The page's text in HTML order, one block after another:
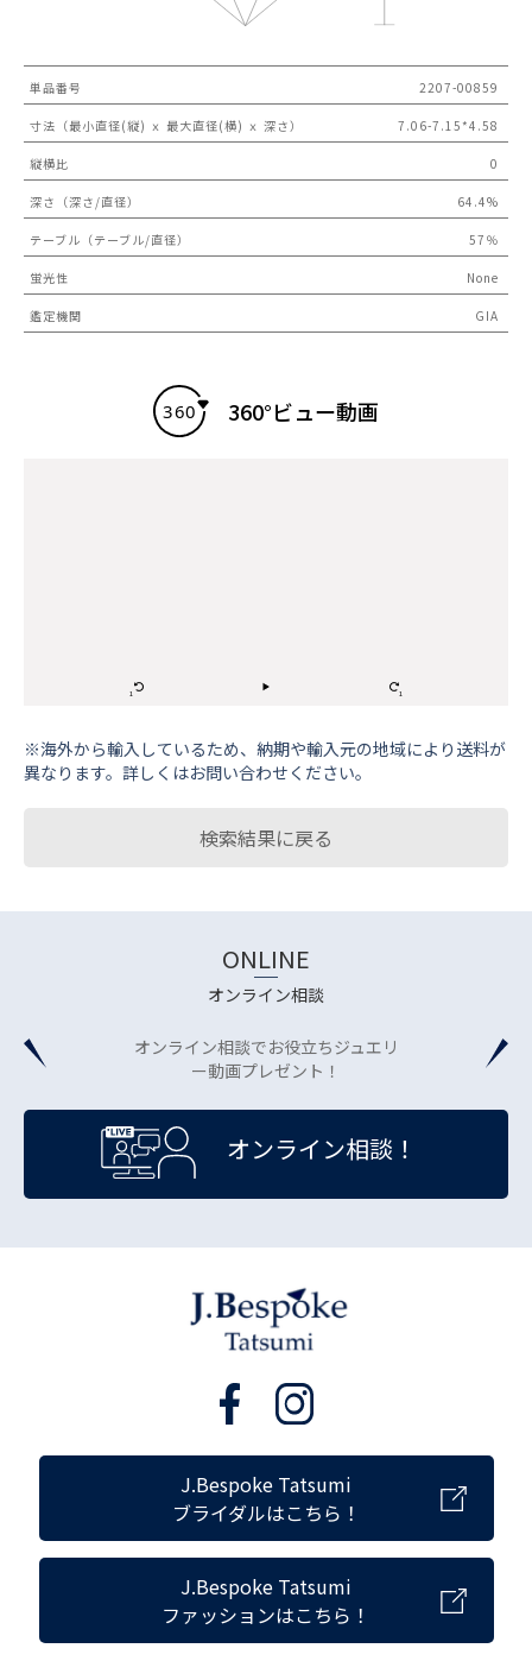
単品番号 2207-00859
寸法（最小直径(縦) ｘ 最大直径(横) ｘ 深さ） 7.06-7.15*4.58
縦横比 0
深さ（深さ/直径） 64.4%
テーブル（テーブル/直径） 57％
蛍光性 None
鑑定機関 GIA
360°ビュー動画
※海外から輸⼊しているため、納期や輸⼊元の地域により送料が
異なります。詳しくはお問い合わせください。
検索結果に戻る
ONLINE
オンライン相談
オンライン相談でお役立ちジュエリ
ー動画プレゼント！
オンライン相談！
J.Bespoke Tatsumi
ブライダルはこちら！
J.Bespoke Tatsumi
ファッションはこちら！